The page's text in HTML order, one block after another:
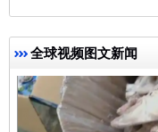
全球视频图文新闻